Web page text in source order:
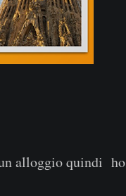
alloggio quindi ho